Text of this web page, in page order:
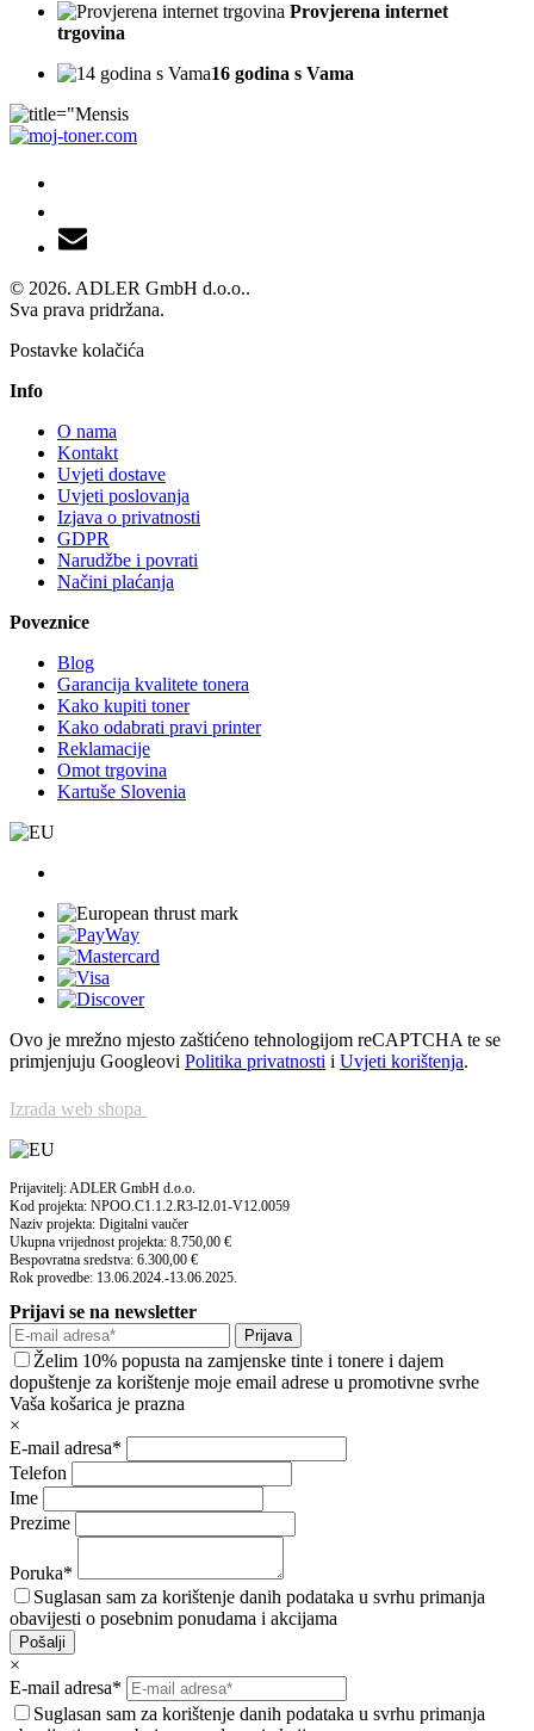
Provjerena internet
trgovina
16 godina s Vama
© 2026. ADLER GmbH d.o.o..
Sva prava pridržana.
Postavke kolačića
Info
O nama
Kontakt
Uvjeti dostave
Uvjeti poslovanja
Izjava o privatnosti
GDPR
Narudžbe i povrati
Načini plaćanja
Poveznice
Blog
Garancija kvalitete tonera
Kako kupiti toner
Kako odabrati pravi printer
Reklamacije
Omot trgovina
Kartuše Slovenia
Ovo je mrežno mjesto zaštićeno tehnologijom reCAPTCHA te se
primjenjuju Googleovi Politika privatnosti i Uvjeti korištenja.
Izrada web shopa
Prijavitelj: ADLER GmbH d.o.o.
Kod projekta: NPOO.C1.1.2.R3-I2.01-V12.0059
Naziv projekta: Digitalni vaučer
Ukupna vrijednost projekta: 8.750,00 €
Bespovratna sredstva: 6.300,00 €
Rok provedbe: 13.06.2024.-13.06.2025.
Prijavi se na newsletter
Prijava
Želim 10% popusta na zamjenske tinte i tonere i dajem
dopuštenje za korištenje moje email adrese u promotivne svrhe
Vaša košarica je prazna
×
E-mail adresa*
Telefon
Ime
Prezime
Poruka*
Suglasan sam za korištenje danih podataka u svrhu primanja
obavijesti o posebnim ponudama i akcijama
Pošalji
×
E-mail adresa*
Suglasan sam za korištenje danih podataka u svrhu primanja